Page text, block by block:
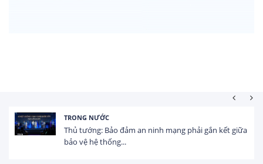
HOẠT ĐỘNG ĐẦU TƯ
Tổng vốn FDI đăng ký vào Việt Nam đạt gần 25 tỷ
USD trong 5 tháng...